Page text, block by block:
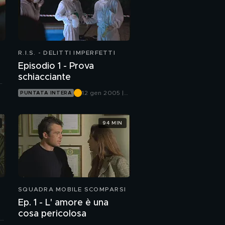
R.I.S. - DELITTI IMPERFETTI
Episodio 1 - Prova
schiacciante
PUNTATA INTERA
12 gen 2005 |
SQUADRA MOBILE SCOMPARSI
Ep. 1 - L' amore è una
cosa pericolosa
94 MIN